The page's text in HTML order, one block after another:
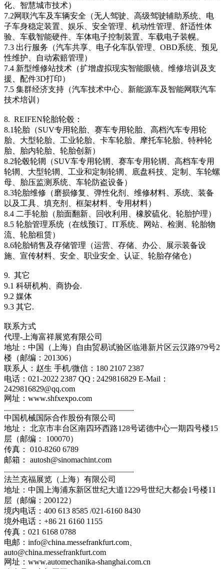
化、智慧城市技术）
7.2网联汽车及车辆安全（无人驾驶、高级驾驶辅助系统、电
子车身稳定装置、娱乐、安全管理、机动性管理、舒适性体
验、车载智能硬件、车体电子控制装置、车载电子装幌。
7.3 出行服务（汽车共享、电子化车队管理、OBD系统、预见
性维护、自动索赔管理）
7.4 新型维修站技术（扩增虚拟现实智能眼镜、维修培训及支
援、配件3D打印）
7.5 集群经济支持（汽车技术中心、新能源车及智能网联汽车
技术培训）
8. REIFEN轮胎轮毂：
8.1轮胎（SUV专用轮胎、赛车专用轮胎、高档汽车专用轮
胎、大型轮胎、工业轮胎、卡车轮胎、摩托车轮胎、特种轮
胎、胎内轮胎、轮胎创新）
8.2轮毂轮辋（SUV车专用轮辋、赛车专用轮辋、高档车专用
轮辋、大型轮辋、工业和定制轮辋、底盘科技、定制、车轮螺
母、胎压监测系统、车轮防盗设备）
8.3轮胎维修（磨损修复、弹性化剂、维修材料、系统、装备
以及工具、填充剂、框架材料、专用材料）
8.4 二手轮胎（胎面翻新、回收利用、橡胶硫化、轮胎护理）
8.5 轮胎管理系统（在线预订、IT系统、网站、检测、轮胎物
流、轮胎租赁）
8.6轮胎销售及存储管理（运营、存储、办公、展示装备设
施、宣传材料、安全、职业安全、认证、轮胎存储仓）
9. 其它
9.1 科研机构、商协会.
9.2 媒体
9.3 其它.
联系方式
代理-上海富祥展览有限公司
地址：中国（上海）自由贸易试验区临港新片区云汉路979号2
楼（邮编：201306）
联系人：赵生 手机/微信：180 2107 2387
电话：021-2022 2387 QQ : 2429816829 E-Mail：
2429816829@qq.com
网址：www.shfxexpo.com
.................................................................
中国机械国际合作股份有限公司
地址： 北京市丰台区南四环西路128号诺德中心一期四号楼15
层（邮编： 100070）
传真： 010-8260 6789
邮箱： autosh@sinomachint.com
.................................................................
法兰克福展览（上海）有限公司
地址：中国上海浦东新区世纪大道1229号世纪大都会1号楼11
层（邮编：200122）
境内电话：400 613 8585 /021-6160 8430
境外电话：+86 21 6160 1155
传真：021 6168 0788
电邮：info@china.messefrankfurt.com、
auto@china.messefrankfurt.com
网址：www.automechanika-shanghai.com.cn